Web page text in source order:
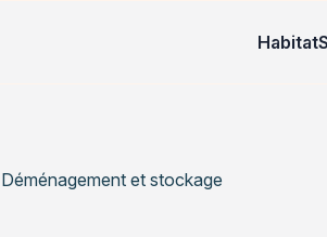
Habitat
Déménagement et stockage